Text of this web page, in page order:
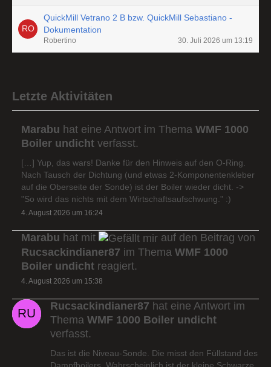
QuickMill Vetrano 2 B bzw. QuickMill Sebastiano -
Dokumentation
Robertino 30. Juli 2026 um 13:19
Letzte Aktivitäten
Marabu hat eine Antwort im Thema WMF 1000
Boiler undicht verfasst.
[…] Yup, das wars! Danke für den Hinweis auf den O-Ring.
Nach Tausch der Dichtung (und etwas 2-Komponentenkleber
auf die Oberseite der Sonde) ist der Boiler wieder dicht. ->
"So wird das nichts mit dem Wirtschaftsaufschwung." :)
4. August 2026 um 16:24
Marabu hat mit
auf den Beitrag von
Rucsackindianer87 im Thema WMF 1000
Boiler undicht reagiert.
4. August 2026 um 15:38
Rucsackindianer87 hat eine Antwort im
Thema WMF 1000 Boiler undicht
verfasst.
Das ist die Niveau-Sonde. Die misst den Füllstand des
Dampfboilers. Wahrscheinlich ist der kleine Schwarze